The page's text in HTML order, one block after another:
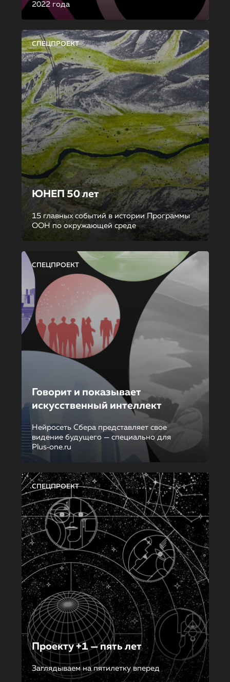
2022 года
СПЕЦПРОЕКТ
ЮНЕП 50 лет
15 главных событий в истории Программы
ООН по окружающей среде
СПЕЦПРОЕКТ
Говорит и показывает
искусственный интеллект
Нейросеть Сбера представляет свое
видение будущего — специально для
Plus‑one.ru
СПЕЦПРОЕКТ
Проекту +1 — пять лет
Заглядываем на пятилетку вперед